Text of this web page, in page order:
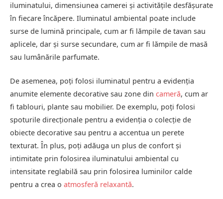
iluminatului, dimensiunea camerei și activitățile desfășurate
în fiecare încăpere. Iluminatul ambiental poate include
surse de lumină principale, cum ar fi lămpile de tavan sau
aplicele, dar și surse secundare, cum ar fi lămpile de masă
sau lumânările parfumate.
De asemenea, poți folosi iluminatul pentru a evidenția
anumite elemente decorative sau zone din cameră, cum ar
fi tablouri, plante sau mobilier. De exemplu, poți folosi
spoturile direcționale pentru a evidenția o colecție de
obiecte decorative sau pentru a accentua un perete
texturat. În plus, poți adăuga un plus de confort și
intimitate prin folosirea iluminatului ambiental cu
intensitate reglabilă sau prin folosirea luminilor calde
pentru a crea o atmosferă relaxantă.